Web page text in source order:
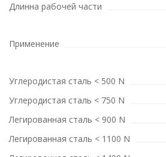
Длинна рабочей части
Применение
Углеродистая сталь < 500 N
Углеродистая сталь < 750 N
Легированная сталь < 900 N
Легированная сталь < 1100 N